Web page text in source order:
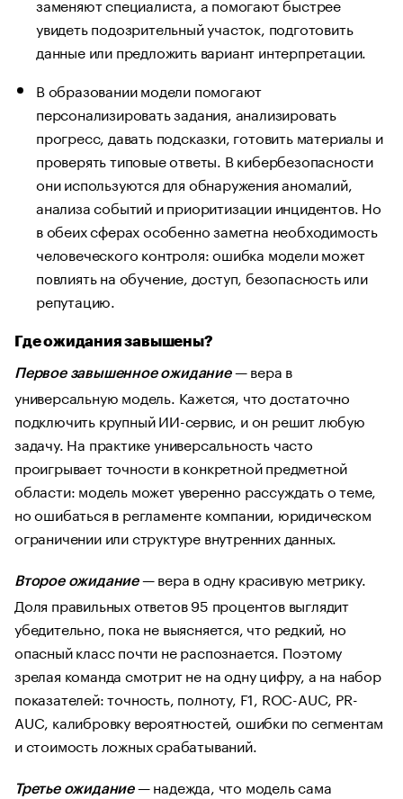
увидеть подозрительный участок, подготовить
данные или предложить вариант интерпретации.
В образовании модели помогают
персонализировать задания, анализировать
прогресс, давать подсказки, готовить материалы и
проверять типовые ответы. В кибербезопасности
они используются для обнаружения аномалий,
анализа событий и приоритизации инцидентов. Но
в обеих сферах особенно заметна необходимость
человеческого контроля: ошибка модели может
повлиять на обучение, доступ, безопасность или
репутацию.
Где ожидания завышены?
Первое завышенное ожидание— вера в
универсальную модель. Кажется, что достаточно
подключить крупный ИИ-сервис, и он решит любую
задачу. На практике универсальность часто
проигрывает точности в конкретной предметной
области: модель может уверенно рассуждать о теме,
но ошибаться в регламенте компании, юридическом
ограничении или структуре внутренних данных.
Второе ожидание— вера в одну красивую метрику.
Доля правильных ответов 95 процентов выглядит
убедительно, пока не выясняется, что редкий, но
опасный класс почти не распознается. Поэтому
зрелая команда смотрит не на одну цифру, а на набор
показателей: точность, полноту, F1, ROC-AUC, PR-
AUC, калибровку вероятностей, ошибки по сегментам
и стоимость ложных срабатываний.
Третье ожидание— надежда, что модель сама